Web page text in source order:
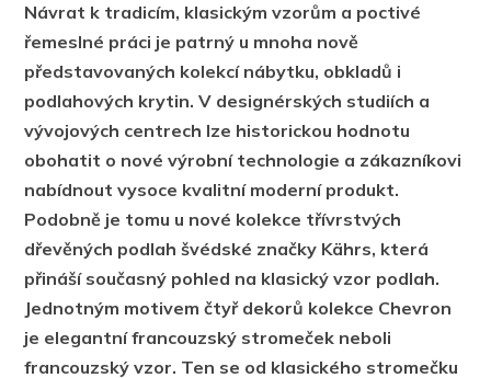
Návrat k tradicím, klasickým vzorům a poctivé
řemeslné práci je patrný u mnoha nově
představovaných kolekcí nábytku, obkladů i
podlahových krytin. V designérských studiích a
vývojových centrech lze historickou hodnotu
obohatit o nové výrobní technologie a zákazníkovi
nabídnout vysoce kvalitní moderní produkt.
Podobně je tomu u nové kolekce třívrstvých
dřevěných podlah švédské značky Kährs, která
přináší současný pohled na klasický vzor podlah.
Jednotným motivem čtyř dekorů kolekce Chevron
je elegantní francouzský stromeček neboli
francouzský vzor. Ten se od klasického stromečku